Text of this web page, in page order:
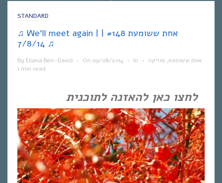
STANDARD
♫ We’ll meet again | אחת ששומעת #148 |
7/8/14 ♫
By Eliana Ben-David • On 09/08/2014 • In אחת ששומעת, מוזיקה
•
1 min read
לחצו כאן להאזנה לתוכנית